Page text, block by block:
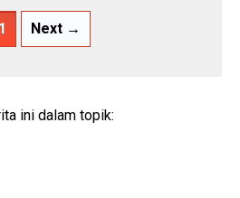
1 Next →
ini dalam topik: